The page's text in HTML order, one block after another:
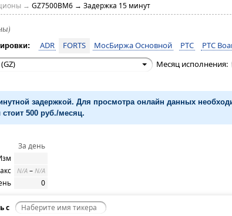
→ GZ7500BM6 → Задержка 15 минут
ADR FORTS МосБиржа Основной РТС РТС
Месяц исполнения:
задержкой. Для просмотра онлайн данных
500 руб./месяц.
За день
N/A – N/A
0
с